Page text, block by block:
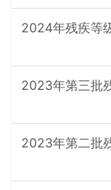
2024年残疾等
2023年第三批
2023年第二批